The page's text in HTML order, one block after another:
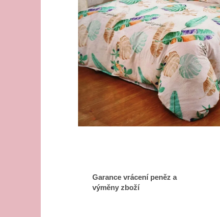
Garance vrácení peněz a
výměny zboží